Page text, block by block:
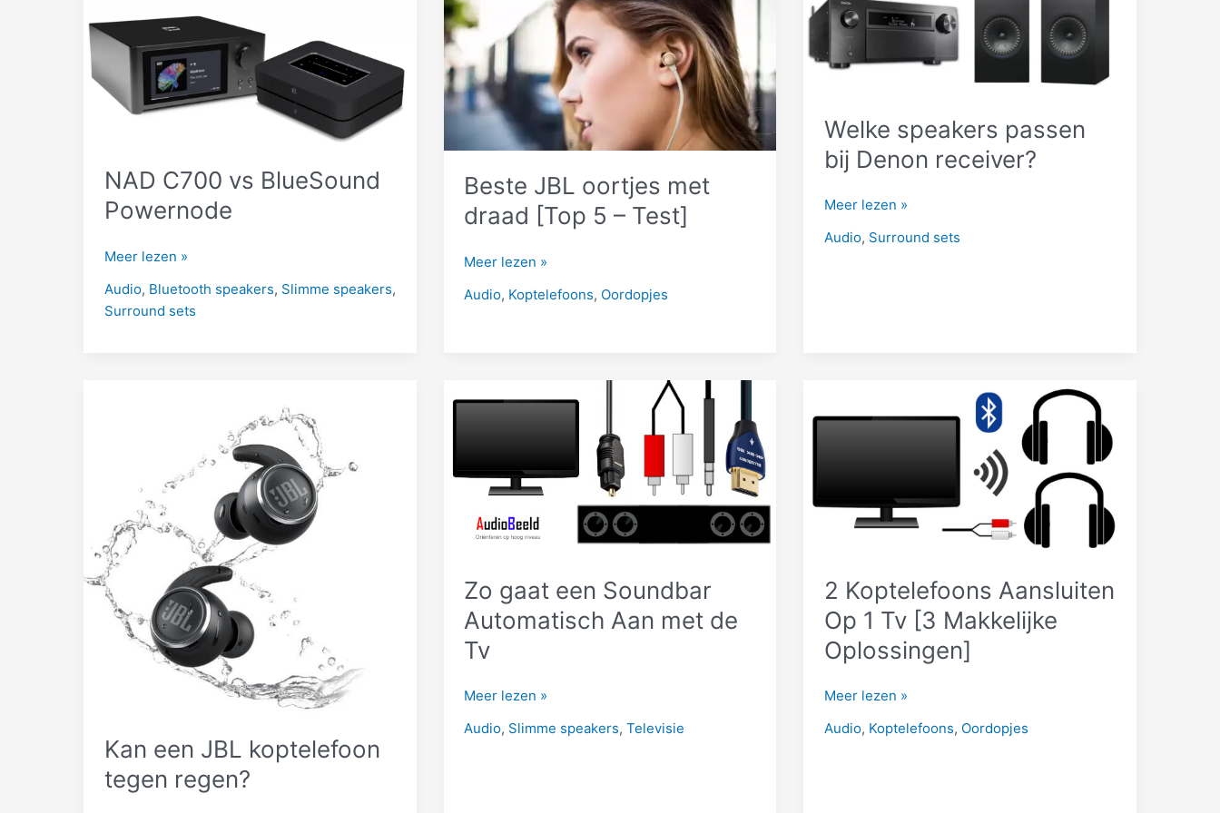
NAD C700 vs BlueSound
Powernode
NAD
vs
BlueSound
Meer lezen »
Audio, Bluetooth speakers, Slimme speakers,
Surround sets
Beste JBL oortjes met
draad [Top 5 – Test]
Beste
oortjes
Meer lezen »
Audio, Koptelefoons, Oordopjes
Welke speakers passen
bij Denon receiver?
Welke
passen
Meer lezen »
Audio, Surround sets
Kan een JBL koptelefoon
tegen regen?
Zo gaat een Soundbar
Automatisch Aan met de
Tv
Zo
een
Meer lezen »
Audio, Slimme speakers,Televisie
2 Koptelefoons Aansluiten
Op 1 Tv [3 Makkelijke
Oplossingen]
2
Aansluiten
Meer lezen »
Audio, Koptelefoons, Oordopjes